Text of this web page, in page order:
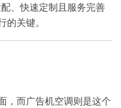
、快速定制且服务完善
关键。
，而广告机空调则是这个